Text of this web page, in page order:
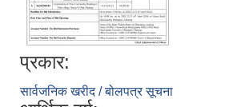
प्रकार:
सार्वजनिक खरीद / बोलपत्र सूचना